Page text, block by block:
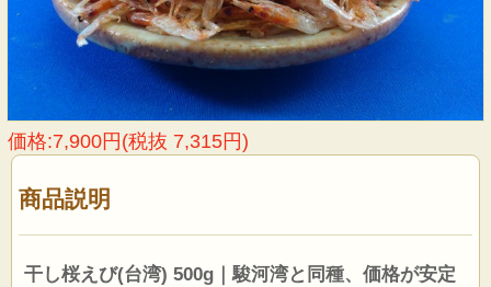
価格:7,900円(税抜 7,315円)
商品説明
干し桜えび(台湾) 500g｜駿河湾と同種、価格が安定